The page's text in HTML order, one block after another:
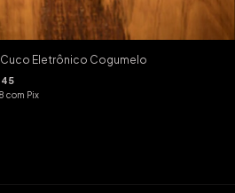
Eletrônico Cogumelo
com Pix